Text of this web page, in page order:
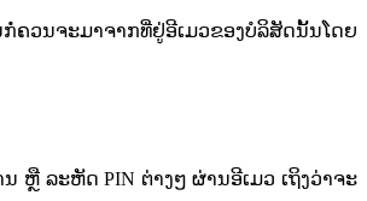
ຄວນ​ຈະມາ​ຈາກ​ທີ່​ຢູ່​ອີ​ເມ​ວຂອງ​ບໍລິສັດ​ນັ້ນ​ໂດຍ​
ຫຼື ລະ​ຫັດ​ PIN ​ຕ່າງ​ໆ​ ຜ່ານ​ອີ​ເມວ​ ເຖິງວ່າຈະ​